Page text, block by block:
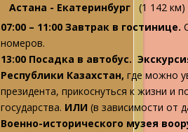
Астана - Екатеринбург (1 142 км)
07:00 – 11:00 Завтрак в гостинице.
номеров.
13:00 Посадка в автобус.
Республики Казахстан, где можно
президента, прикоснуться к жизни и
государства. ИЛИ (в зависимости от
Военно-исторического музея